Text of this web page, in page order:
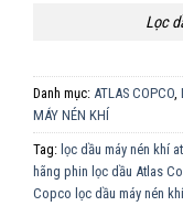
Lọc
Danh mục: ATLAS COPCO,
MÁY NÉN KHÍ
Tag: lọc dầu máy nén khí
hãng phin lọc dầu Atlas
Copco lọc dầu máy nén